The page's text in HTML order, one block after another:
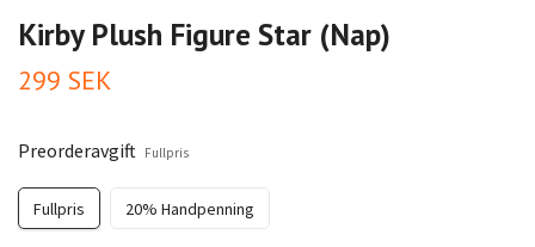
Kirby Plush Figure Star (Nap)
299 SEK
Preorderavgift Fullpris
Fullpris 20% Handpenning